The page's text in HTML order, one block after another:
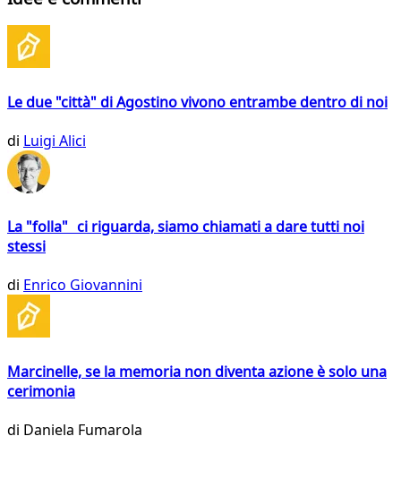
Le due "città" di Agostino vivono entrambe dentro di noi
di Luigi Alici
La "folla" ci riguarda, siamo chiamati a dare tutti noi
stessi
di Enrico Giovannini
Marcinelle, se la memoria non diventa azione è solo una
cerimonia
di Daniela Fumarola